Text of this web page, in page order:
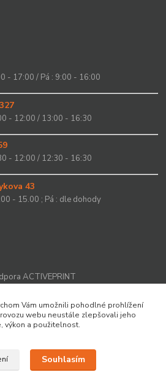
- 17:00 / Pá : 9:00 - 16:00
- 12:00 / 13:00 - 16:30
- 12:00 / 12:30 - 16:30
43
- 15.00 ; Pá : dle dohody
ACTIVEPRINT
Vám umožnili pohodlné prohlížení
webu neustále zlepšovali jeho
výkon a použitelnost.
Souhlasím